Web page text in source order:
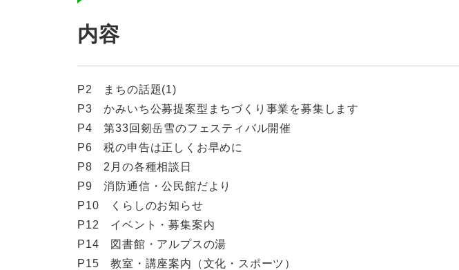
内容
P2 まちの話題(1)
P3 かみいち公募提案型まちづくり事業を募集します
P4 第33回剱岳雪のフェスティバル開催
P6 税の申告は正しくお早めに
P8 2月の各種相談日
P9 消防通信・公民館だより
P10 くらしのお知らせ
P12 イベント・募集案内
P14 図書館・アルプスの湯
P15 教室・講座案内（文化・スポーツ）